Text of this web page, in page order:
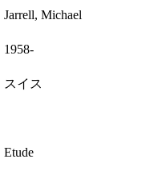
Jarrell, Michael
1958-
スイス
Etude